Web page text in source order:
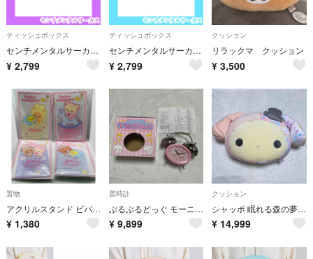
ティッシュボックス
センチメンタルサーカス ティッシュケースカバー うさぎ ピンク紫パープル15周年
¥ 2,799
ティッシュボックス
センチメンタルサーカス ティッシュケースカバー 水色 うさぎ 15周年 グレー
¥ 2,799
クッション
リラックマ クッション
¥ 3,500
置物
アクリルスタンド ビバリラッくじ Part53 全4種類 新品･ラスト１セット
¥ 1,380
置時計
ぶるぶるどっぐ モーニングクロック 置時計 平成 レトロ
¥ 9,899
クッション
シャッポ 眠れる森の夢羊テーマ スーパーもーちもちクッション
¥ 14,999